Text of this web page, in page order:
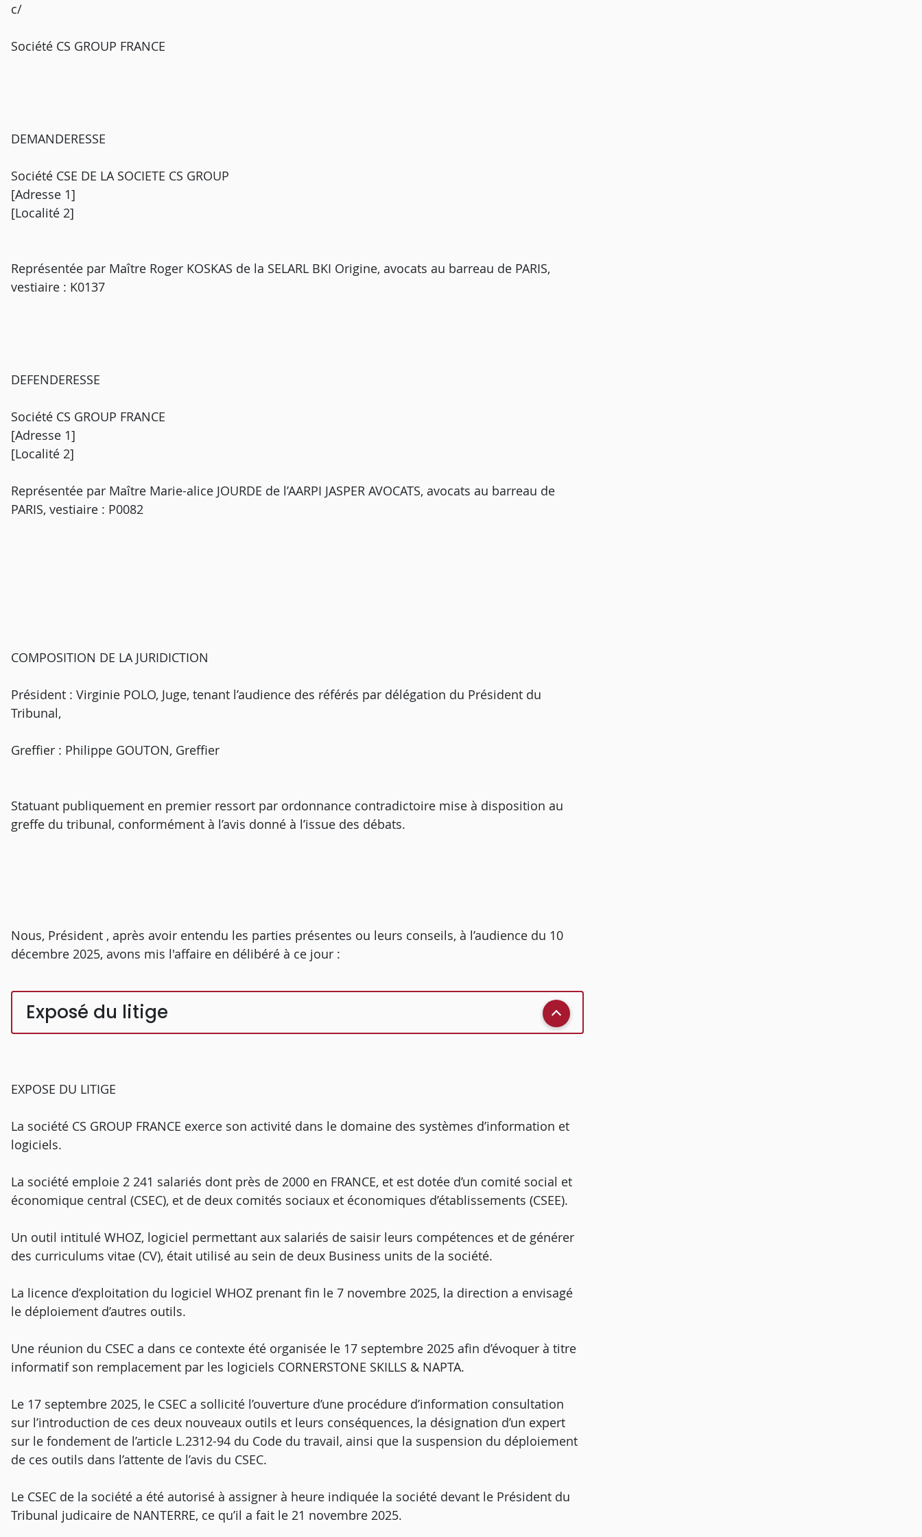
c/
Société CS GROUP FRANCE
DEMANDERESSE
Société CSE DE LA SOCIETE CS GROUP
[Adresse 1]
[Localité 2]
Représentée par Maître Roger KOSKAS de la SELARL BKI Origine, avocats au barreau de PARIS,
vestiaire : K0137
DEFENDERESSE
Société CS GROUP FRANCE
[Adresse 1]
[Localité 2]
Représentée par Maître Marie-alice JOURDE de l’AARPI JASPER AVOCATS, avocats au barreau de
PARIS, vestiaire : P0082
COMPOSITION DE LA JURIDICTION
Président : Virginie POLO, Juge, tenant l’audience des référés par délégation du Président du
Tribunal,
Greffier : Philippe GOUTON, Greffier
Statuant publiquement en premier ressort par ordonnance contradictoire mise à disposition au
greffe du tribunal, conformément à l’avis donné à l’issue des débats.
Nous, Président , après avoir entendu les parties présentes ou leurs conseils, à l’audience du 10
décembre 2025, avons mis l'affaire en délibéré à ce jour :
Exposé du litige
EXPOSE DU LITIGE
La société CS GROUP FRANCE exerce son activité dans le domaine des systèmes d’information et
logiciels.
La société emploie 2 241 salariés dont près de 2000 en FRANCE, et est dotée d’un comité social et
économique central (CSEC), et de deux comités sociaux et économiques d’établissements (CSEE).
Un outil intitulé WHOZ, logiciel permettant aux salariés de saisir leurs compétences et de générer
des curriculums vitae (CV), était utilisé au sein de deux Business units de la société.
La licence d’exploitation du logiciel WHOZ prenant fin le 7 novembre 2025, la direction a envisagé
le déploiement d’autres outils.
Une réunion du CSEC a dans ce contexte été organisée le 17 septembre 2025 afin d’évoquer à titre
informatif son remplacement par les logiciels CORNERSTONE SKILLS & NAPTA.
Le 17 septembre 2025, le CSEC a sollicité l’ouverture d’une procédure d’information consultation
sur l’introduction de ces deux nouveaux outils et leurs conséquences, la désignation d’un expert
sur le fondement de l’article L.2312-94 du Code du travail, ainsi que la suspension du déploiement
de ces outils dans l’attente de l’avis du CSEC.
Le CSEC de la société a été autorisé à assigner à heure indiquée la société devant le Président du
Tribunal judicaire de NANTERRE, ce qu’il a fait le 21 novembre 2025.